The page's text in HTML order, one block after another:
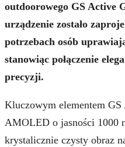
outdoorowego GS Active
urządzenie zostało
potrzebach osób
stanowiąc połączenie
precyzji.
Kluczowym elementem
AMOLED o jasności 1000
krystalicznie czysty obraz